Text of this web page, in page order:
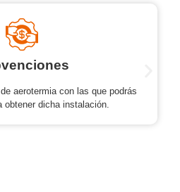
aerotermia con las que podrás
obtener dicha instalación.